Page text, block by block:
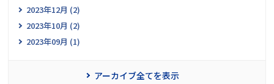
2023年12月 (2)
2023年10月 (2)
2023年09月 (1)
アーカイブ全てを表示